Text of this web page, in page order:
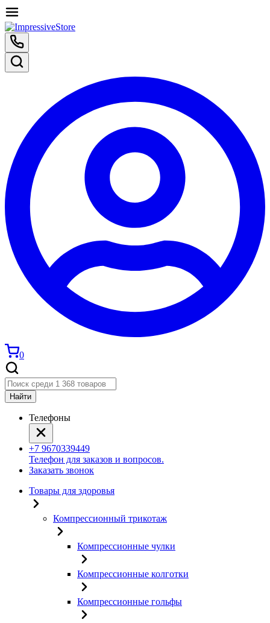
0
Найти
Телефоны
+7 9670339449
Телефон для заказов и вопросов.
Заказать звонок
Товары для здоровья
Компрессионный трикотаж
Компрессионные чулки
Компрессионные колготки
Компрессионные гольфы